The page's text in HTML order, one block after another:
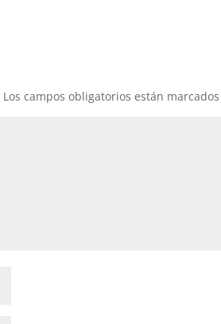
Los campos obligatorios están